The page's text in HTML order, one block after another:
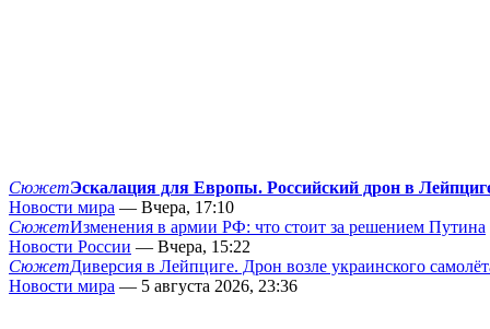
СюжетЭскалация для Европы. Российский дрон в
Новости мира — Вчера, 17:10
СюжетИзменения в армии РФ: что стоит за решением Путина
Новости России — Вчера, 15:22
СюжетДиверсия в Лейпциге. Дрон возле украинского
Новости мира — 5 августа 2026, 23:36